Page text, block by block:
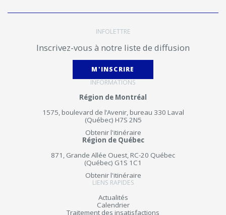
INFOLETTRE
Inscrivez-vous à notre liste de diffusion
M'INSCRIRE
INFORMATIONS
Région de Montréal
1575, boulevard de l’Avenir, bureau 330 Laval
(Québec) H7S 2N5
Obtenir l'itinéraire
Région de Québec
871, Grande Allée Ouest, RC-20 Québec
(Québec) G1S 1C1
Obtenir l'itinéraire
LIENS RAPIDES
Actualités
Calendrier
Traitement des insatisfactions